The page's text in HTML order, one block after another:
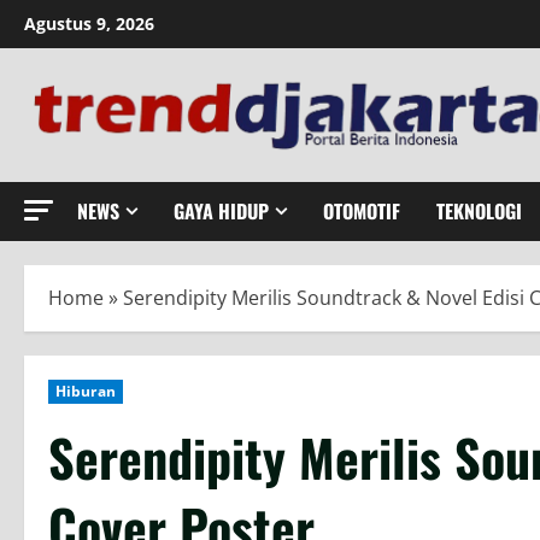
Skip
to
Agustus 9, 2026
NEWS GAYA HIDUP OTOMOTIF TEKNOLOGI
Home»Serendipity Merilis Soundtrack & Novel Edisi
Hiburan
Serendipity Merilis